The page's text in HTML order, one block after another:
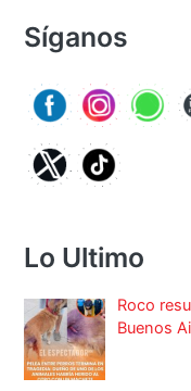
Síganos
Lo Ultimo
Roco
Buenos